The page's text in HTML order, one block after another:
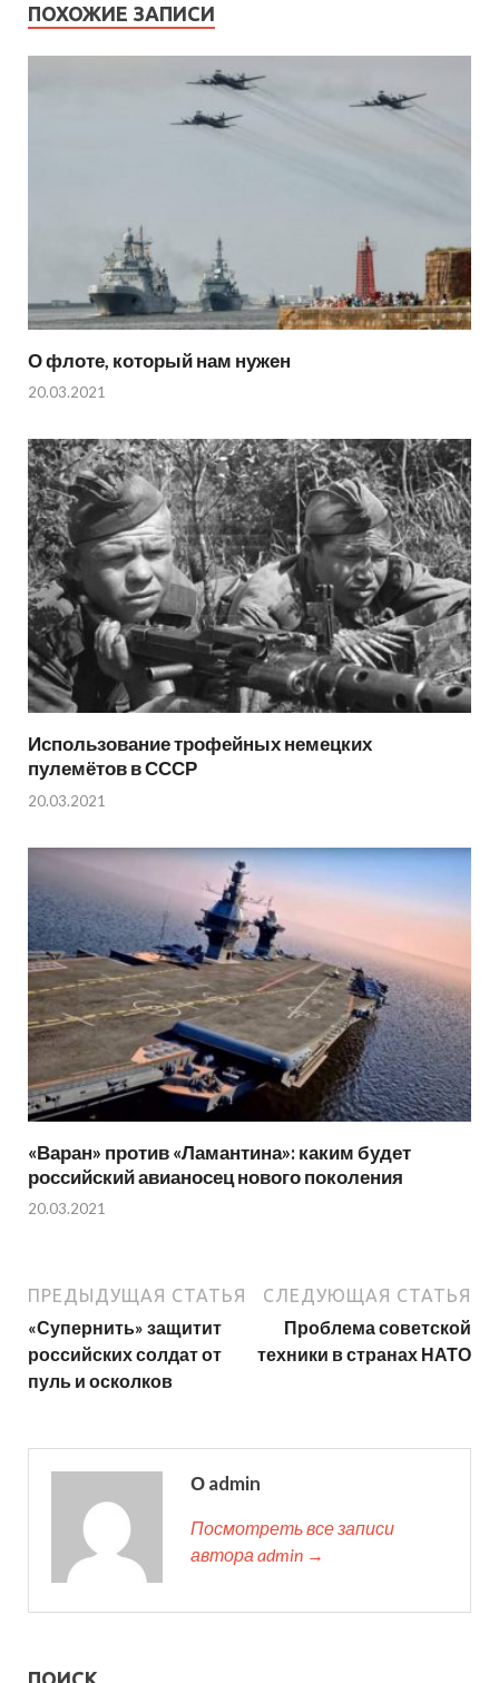
ПОХОЖИЕ ЗАПИСИ
О флоте, который нам нужен
20.03.2021
Использование трофейных немецких
пулемётов в СССР
20.03.2021
«Варан» против «Ламантина»: каким будет
российский авианосец нового поколения
20.03.2021
ПРЕДЫДУЩАЯ СТАТЬЯ
«Супернить» защитит
российских солдат от
пуль и осколков
СЛЕДУЮЩАЯ СТАТЬЯ
Проблема советской
техники в странах НАТО
О admin
Посмотреть все записи
автора admin →